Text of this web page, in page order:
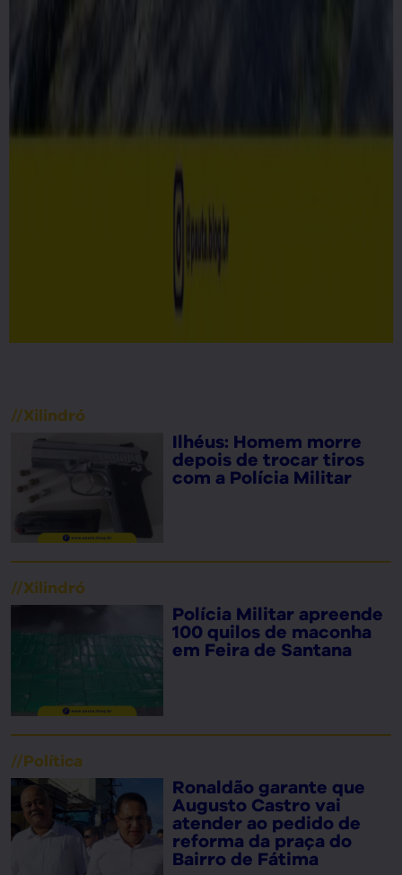
//Xilindró
Ilhéus: Homem morre
depois de trocar tiros
com a Polícia Militar
//Xilindró
Polícia Militar apreende
100 quilos de maconha
em Feira de Santana
//Política
Ronaldão garante que
Augusto Castro vai
atender ao pedido de
reforma da praça do
Bairro de Fátima